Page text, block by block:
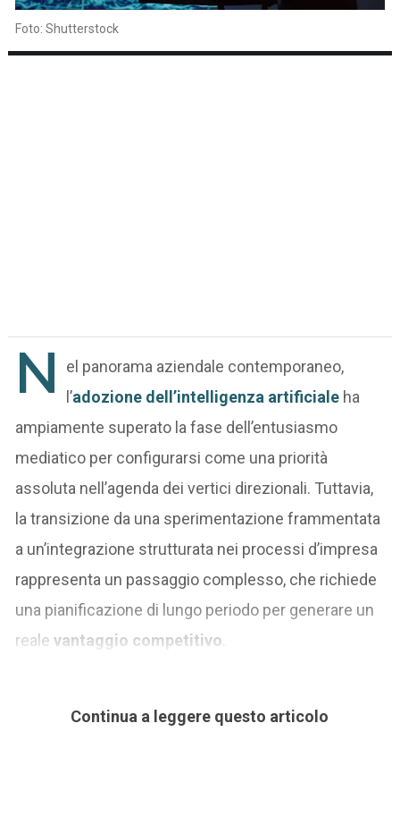
Foto: Shutterstock
N
el panorama aziendale contemporaneo,
l’adozione dell’intelligenza artificiale ha
ampiamente superato la fase dell’entusiasmo
mediatico per configurarsi come una priorità
assoluta nell’agenda dei vertici direzionali. Tuttavia,
la transizione da una sperimentazione frammentata
a un’integrazione strutturata nei processi d’impresa
rappresenta un passaggio complesso, che richiede
una pianificazione di lungo periodo per generare un
realevantaggio competitivo
Continua a leggere questo articolo